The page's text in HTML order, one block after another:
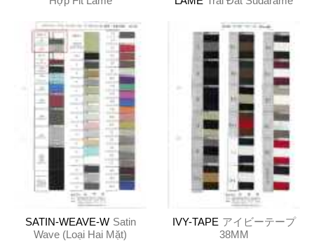
SATIN-WEAVE-W Satin
Wave (Loại Hai Mặt)
IVY-TAPE アイビーテープ
38MM